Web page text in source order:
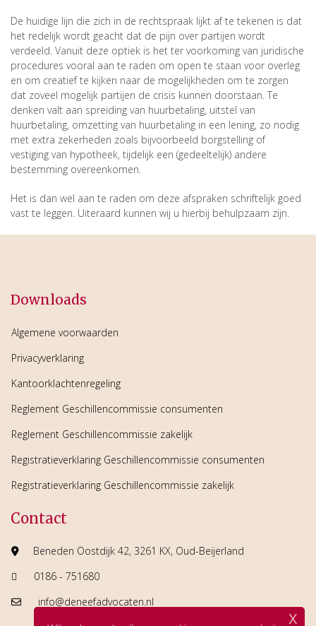
De huidige lijn die zich in de rechtspraak lijkt af te tekenen is dat
het redelijk wordt geacht dat de pijn over partijen wordt
verdeeld. Vanuit deze optiek is het ter voorkoming van juridische
procedures vooral aan te raden om open te staan voor overleg
en om creatief te kijken naar de mogelijkheden om te zorgen
dat zoveel mogelijk partijen de crisis kunnen doorstaan. Te
denken valt aan spreiding van huurbetaling, uitstel van
huurbetaling, omzetting van huurbetaling in een lening, zo nodig
met extra zekerheden zoals bijvoorbeeld borgstelling of
vestiging van hypotheek, tijdelijk een (gedeeltelijk) andere
bestemming overeenkomen.
Het is dan wel aan te raden om deze afspraken schriftelijk goed
vast te leggen. Uiteraard kunnen wij u hierbij behulpzaam zijn.
Downloads
Algemene voorwaarden
Privacyverklaring
Kantoorklachtenregeling
Reglement Geschillencommissie consumenten
Reglement Geschillencommissie zakelijk
Registratieverklaring Geschillencommissie consumenten
Registratieverklaring Geschillencommissie zakelijk
Contact
Beneden Oostdijk 42, 3261 KX, Oud-Beijerland
0186 - 751680
info@deneefadvocaten.nl
x